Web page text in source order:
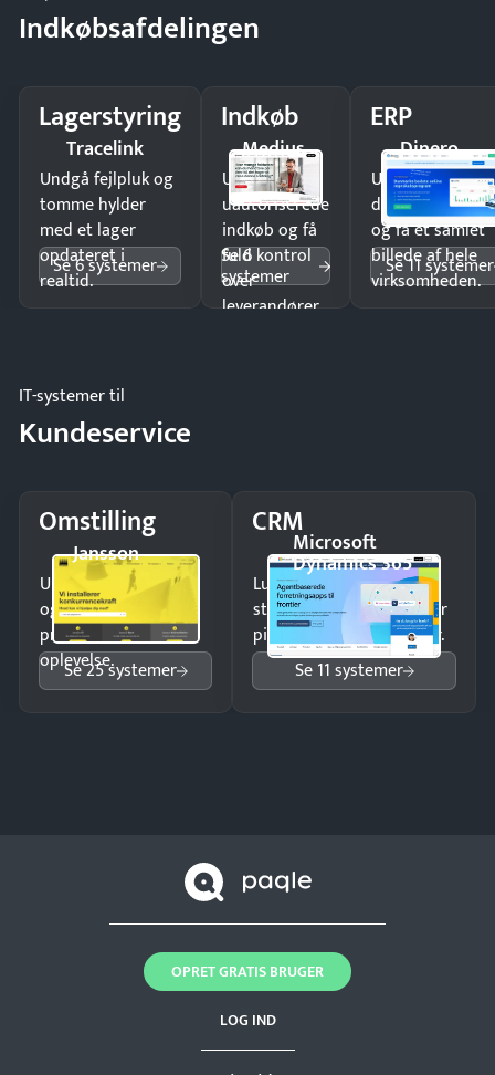
Indkøbsafdelingen
Lagerstyring
Tracelink
Undgå fejlpluk og
tomme hylder
med et lager
opdateret i
realtid.
Se 6 systemer
Indkøb
Medius
Undgå
uautoriserede
indkøb og få
fuld kontrol
over
leverandører
Se 6
systemer
ERP
Dinero
Undgå
og få ét samlet
billede af hele
virksomheden.
Se 11 systemer
IT-systemer til
Kundeservice
Omstilling
Jansson
Undgå tabte opkald
og giv kunderne en
professionel
oplevelse.
Se 25 systemer
CRMMicrosoft
Dynamics 365
Luk flere salg med et
struktureret overblik over
pipeline og opfølgninger.
Se 11 systemer
LOG IND
OPRET GRATIS BRUGER